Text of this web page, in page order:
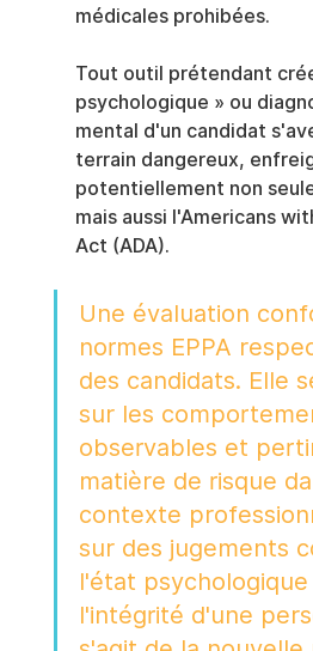
médicales prohibées.
Tout outil prétendant
psychologique » ou
mental d'un candidat
terrain dangereux,
potentiellement non
mais aussi l'Americans
Act (ADA).
Une évaluation
normes EPPA
des candidats. Elle
sur les
observables et
matière de risque
contexte
sur des jugements
l'état psychologique
l'intégrité d'une